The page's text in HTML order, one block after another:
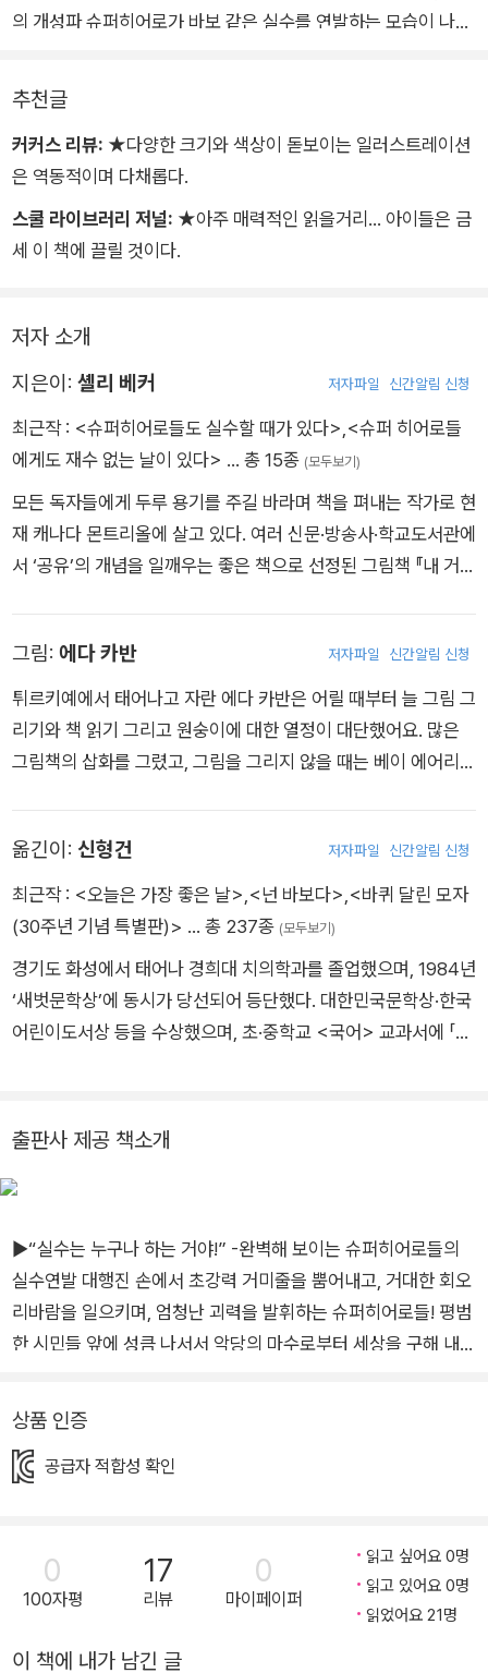
의 개성파 슈퍼히어로가 바보 같은 실수를 연발하는 모습이 나타
사람들을 구해 주는 멋있는 슈퍼히어로들도 우리처럼 실수하는
모습을 보며 깔깔 웃게 되면서도 마음 한구석에서는 안도감이 든
다. 그렇다. 실수는 누구나 하는 것이다. 하지만 슈퍼히어로들은
단순히 실수로만 그치지 않는다. 그들은 실수한 이유를 꼼꼼히 찾
아내고 실수에 대처하는 최선의 방법을 찾아내어 실천한다.
구경하며, 독자들은 한없는 유쾌함과 더불어 자신의 실수를 스스
로 인정하고 적극적으로 대처하는 법을 자연스레 터득하게 된다.
추천글
커커스 리뷰: ★다양한 크기와 색상이 돋보이는 일러스트레이션
은 역동적이며 다채롭다.
스쿨 라이브러리 저널: ★아주 매력적인 읽을거리… 아이들은 금
세 이 책에 끌릴 것이다.
저자 소개
지은이: 셸리 베커 저자파일 신간알림 신청
최근작 : <슈퍼히어로들도 실수할 때가 있다> <슈퍼 히어로들
에게도 재수 없는 날이 있다> … 총 15종 (모두보기)
모든 독자들에게 두루 용기를 주길 바라며 책을 펴내는 작가로 현
재 캐나다 몬트리올에 살고 있다. 여러 신문·방송사·학교도서관에
서 ‘공유’의 개념을 일깨우는 좋은 책으로 선정된 그림책 『내 거
에게도 재수 없는 날이 있다』와 『슈퍼히어로들도 실수할 때가 있
다』 등을 펴냈다.
그림: 에다 카반 저자파일 신간알림 신청
튀르키예에서 태어나고 자란 에다 카반은 어릴 때부터 늘 그림 그
리기와 책 읽기 그리고 원숭이에 대한 열정이 대단했어요. 많은
그림책의 삽화를 그렸고, 그림을 그리지 않을 때는 베이 에어리어
홈페이지는 www.edakabanstudio.com, 페이스북은 Eda Ka
ban Studio, 트위터는 @petiteturk예요. 언제든지 놀러오세요!
옮긴이: 신형건 저자파일 신간알림 신청
최근작 : <오늘은 가장 좋은 날> <넌 바보다> <바퀴 달린 모자
(30주년 기념 특별판)> … 총 237종 (모두보기)
경기도 화성에서 태어나 경희대 치의학과를 졸업했으며, 1984년
‘새벗문학상’에 동시가 당선되어 등단했다. 대한민국문학상·한국
어린이도서상 등을 수상했으며, 초·중학교 <국어> 교과서에 「반
로 『사랑해 사랑해 사랑해』 『친구를 모두 잃어버리는 방법』 『핫
출판사 제공 책소개
▶“실수는 누구나 하는 거야!” -완벽해 보이는 슈퍼히어로들의
실수연발 대행진 손에서 초강력 거미줄을 뿜어내고, 거대한 회오
리바람을 일으키며, 엄청난 괴력을 발휘하는 슈퍼히어로들! 평범
한 시민들 앞에 성큼 나서서 악당의 마수로부터 세상을 구해 내는
슈퍼히어로들의 모습은 때때로 현실보다 더 실감나고 매력적으
LOVE 그림책> 컬렉션으로 새로 출간된 그림책 『슈퍼히어로들
활약하던 영웅들이 다시금 등장하여 새로운 재미와 감동을 선사
한다. 그림책을 펼치면, 8명의 개성파 슈퍼히어로가 바보 같은 실
수를 연발하는 모습이 나타난다. 사람들을 구해 주는 멋있는 슈퍼
히어로들도 우리처럼 실수하는 모습을 보며 깔깔 웃게 되면서도
상품 인증
공급자 적합성 확인
0
100자평
17
리뷰
0
마이페이퍼
읽고 싶어요 0명
읽고 있어요 0명
읽었어요 21명
이 책에 내가 남긴 글